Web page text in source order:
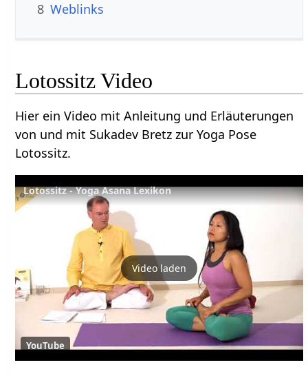
8 Weblinks
Lotossitz Video
Hier ein Video mit Anleitung und Erläuterungen
von und mit Sukadev Bretz zur Yoga Pose
Lotossitz.
Lotossitz - Yoga Asana Lexikon
Video laden
YouTube